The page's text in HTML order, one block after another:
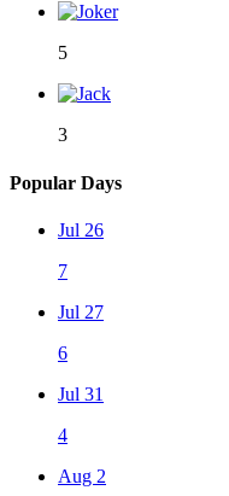
5
3
Popular Days
Jul 26
7
Jul 27
6
Jul 31
4
Aug 2